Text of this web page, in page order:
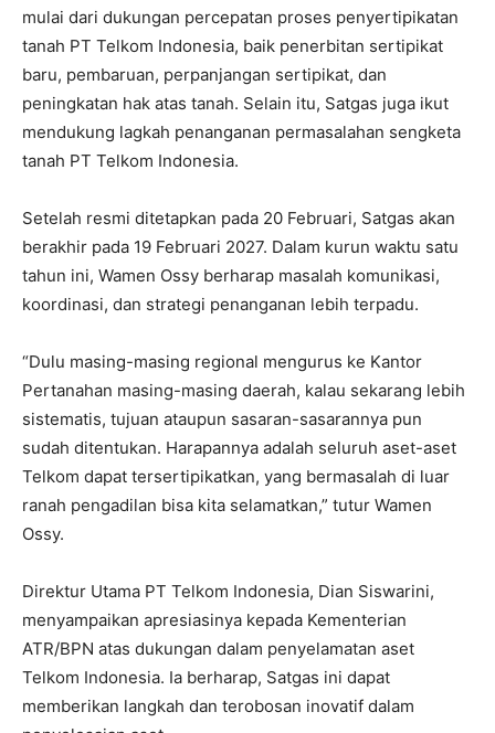
mulai dari dukungan percepatan proses penyertipikatan
tanah PT Telkom Indonesia, baik penerbitan sertipikat
baru, pembaruan, perpanjangan sertipikat, dan
peningkatan hak atas tanah. Selain itu, Satgas juga ikut
mendukung lagkah penanganan permasalahan sengketa
tanah PT Telkom Indonesia.
‎Setelah resmi ditetapkan pada 20 Februari, Satgas akan
berakhir pada 19 Februari 2027. Dalam kurun waktu satu
tahun ini, Wamen Ossy berharap masalah komunikasi,
koordinasi, dan strategi penanganan lebih terpadu.
‎“Dulu masing-masing regional mengurus ke Kantor
Pertanahan masing-masing daerah, kalau sekarang lebih
sistematis, tujuan ataupun sasaran-sasarannya pun
sudah ditentukan. Harapannya adalah seluruh aset-aset
Telkom dapat tersertipikatkan, yang bermasalah di luar
ranah pengadilan bisa kita selamatkan,” tutur Wamen
Ossy.
‎Direktur Utama PT Telkom Indonesia, Dian Siswarini,
menyampaikan apresiasinya kepada Kementerian
ATR/BPN atas dukungan dalam penyelamatan aset
Telkom Indonesia. Ia berharap, Satgas ini dapat
memberikan langkah dan terobosan inovatif dalam